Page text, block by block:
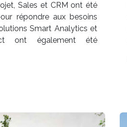
Sales et CRM ont été
répondre aux besoins
Smart Analytics et
ont également été